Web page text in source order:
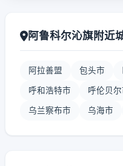
阿鲁科尔沁旗附近
阿拉善盟 包头市
呼和浩特市 呼伦贝尔
乌兰察布市 乌海市